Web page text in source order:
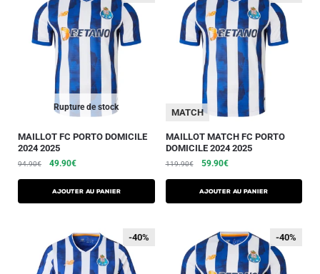
Rupture de stock
MAILLOT FC PORTO DOMICILE
2024 2025
94.90€ 49.90€
AJOUTER AU PANIER
MATCH
MAILLOT MATCH FC PORTO
DOMICILE 2024 2025
119.90€ 59.90€
AJOUTER AU PANIER
-40%
-40% -40%
-40%